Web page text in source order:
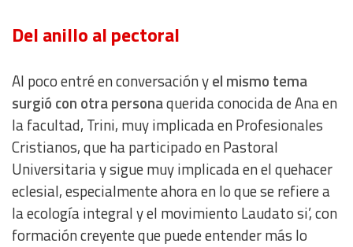
Del anillo al pectoral
Al poco entré en conversación yel mismo tema
surgió con otra personaquerida conocida de Ana en
la facultad, Trini, muy implicada en Profesionales
Cristianos, que ha participado en Pastoral
Universitaria y sigue muy implicada en el quehacer
eclesial, especialmente ahora en lo que se refiere a
la ecología integral y el movimiento Laudato si’, con
formación creyente que puede entender más lo